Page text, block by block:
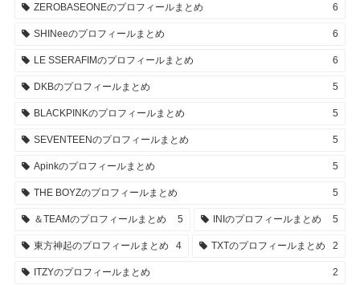
ZEROBASEONEのプロフィールまとめ 6
SHINeeのプロフィールまとめ 6
LE SSERAFIMのプロフィールまとめ 6
DKBのプロフィールまとめ 5
BLACKPINKのプロフィールまとめ 5
SEVENTEENのプロフィールまとめ 5
Apinkのプロフィールまとめ 5
THE BOYZのプロフィールまとめ 5
＆TEAMのプロフィールまとめ 5 INIのプロフィールまとめ 5
東方神起のプロフィールまとめ 4 TXTのプロフィールまとめ 2
ITZYのプロフィールまとめ 2